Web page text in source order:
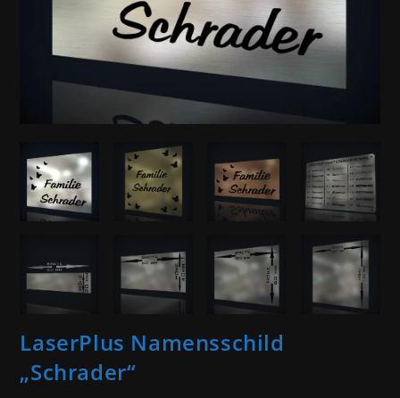
LaserPlus Namensschild
„Schrader“